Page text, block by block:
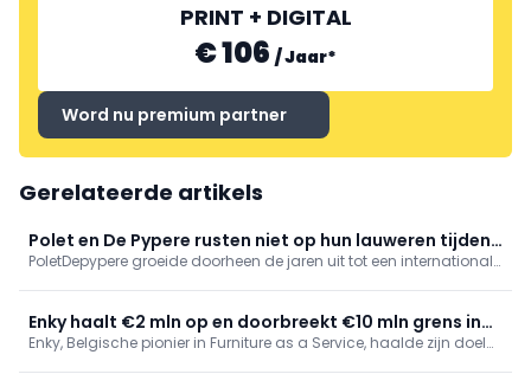
PRINT + DIGITAL
€ 106 /Jaar*
Word nu premium partner
Gerelateerde artikels
Polet en De Pypere rusten niet op hun lauweren tijdens
Green 2026
PoletDepypere groeide doorheen de jaren uit tot een internationale
ambacht nog steeds uit op traditionele wijze, aangevuld met ...
Enky haalt €2 mln op en doorbreekt €10 mln grens in
circulair meubilair
Enky, Belgische pionier in Furniture as a Service, haalde zijn doel